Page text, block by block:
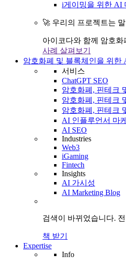
i게이밍을 위한 AI
🚀 우리의 프로젝트는
아이코다와 함께 암호
사례 살펴보기
암호화폐 및 블록체인을 위한
서비스
ChatGPT SEO
암호화폐, 핀테크
암호화폐, 핀테크
암호화폐, 핀테크
AI 인플루언서 마
AI SEO
Industries
Web3
iGaming
Fintech
Insights
AI 가시성
AI Marketing Blog
검색이 바뀌었습니다.
책 받기
Expertise
Info